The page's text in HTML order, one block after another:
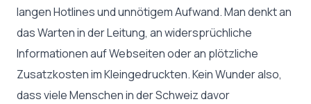
langen Hotlines und unnötigem Aufwand. Man denkt an
das Warten in der Leitung, an widersprüchliche
Informationen auf Webseiten oder an plötzliche
Zusatzkosten im Kleingedruckten. Kein Wunder also,
dass viele Menschen in der Schweiz davor